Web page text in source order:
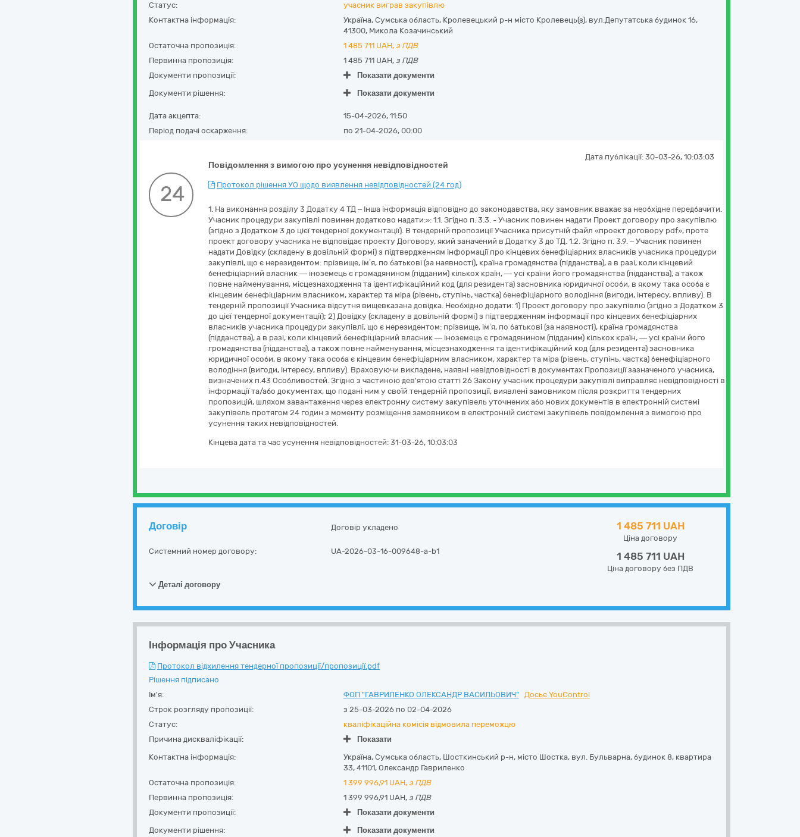
Статус:
учасник виграв закупівлю
Контактна інформація:
Україна, Сумська область, Кролевецький р-н місто Кролевець(з), вул.Депутатська будинок 16,
41300, Микола Козачинський
Остаточна пропозиція:
1 485 711 UAH, з ПДВ
Первинна пропозиція:
1 485 711 UAH, з ПДВ
Документи пропозиції:
Показати документи
Документи рішення:
Показати документи
Дата акцепта:
15-04-2026, 11:50
Період подачі оскарження:
по 21-04-2026, 00:00
Повідомлення з вимогою про усунення невідповідностей
Дата публікації: 30-03-26, 10:03:03
24 Протокол рішення УО щодо виявлення невідповідностей (24 год)
1. На виконання розділу 3 Додатку 4 ТД – Інша інформація відповідно до законодавства, яку замовник вважає за необхідне передбачити.
Учасник процедури закупівлі повинен додатково надати:»: 1.1. Згідно п. 3.3. - Учасник повинен надати Проект договору про закупівлю
(згідно з Додатком 3 до цієї тендерної документації). В тендерній пропозиції Учасника присутній файл «проект договору pdf», проте
проект договору учасника не відповідає проекту Договору, який заначений в Додатку 3 до ТД. 1.2. Згідно п. 3.9. – Учасник повинен
надати Довідку (складену в довільній формі) з підтвердженням інформації про кінцевих бенефіціарних власників учасника процедури
закупівлі, що є нерезидентом: прізвище, ім’я, по батькові (за наявності), країна громадянства (підданства), а в разі, коли кінцевий
бенефіціарний власник — іноземець є громадянином (підданим) кількох країн, — усі країни його громадянства (підданства), а також
повне найменування, місцезнаходження та ідентифікаційний код (для резидента) засновника юридичної особи, в якому така особа є
кінцевим бенефіціарним власником, характер та міра (рівень, ступінь, частка) бенефіціарного володіння (вигоди, інтересу, впливу). В
тендерній пропозиції Учасника відсутня вищевказана довідка. Необхідно додати: 1) Проект договору про закупівлю (згідно з Додатком 3
до цієї тендерної документації); 2) Довідку (складену в довільній формі) з підтвердженням інформації про кінцевих бенефіціарних
власників учасника процедури закупівлі, що є нерезидентом: прізвище, ім’я, по батькові (за наявності), країна громадянства
(підданства), а в разі, коли кінцевий бенефіціарний власник — іноземець є громадянином (підданим) кількох країн, — усі країни його
громадянства (підданства), а також повне найменування, місцезнаходження та ідентифікаційний код (для резидента) засновника
юридичної особи, в якому така особа є кінцевим бенефіціарним власником, характер та міра (рівень, ступінь, частка) бенефіціарного
володіння (вигоди, інтересу, впливу). Враховуючи викладене, наявні невідповідності в документах Пропозиції зазначеного учасника,
визначених п.43 Особливостей. Згідно з частиною дев'ятою статті 26 Закону учасник процедури закупівлі виправляє невідповідності в
інформації та/або документах, що подані ним у своїй тендерній пропозиції, виявлені замовником після розкриття тендерних
пропозицій, шляхом завантаження через електронну систему закупівель уточнених або нових документів в електронній системі
закупівель протягом 24 годин з моменту розміщення замовником в електронній системі закупівель повідомлення з вимогою про
усунення таких невідповідностей.
Кінцева дата та час усунення невідповідностей: 31-03-26, 10:03:03
Договір Договір укладено
Системний номер договору: UA-2026-03-16-009648-a-b1
1 485 711 UAH
Ціна договору
1 485 711 UAH
Ціна договору без ПДВ
Деталі договору
Інформація про Учасника
Протокол відхилення тендерної пропозиції/пропозиції.pdf
Рішення підписано
Ім'я:
ФОП "ГАВРИЛЕНКО ОЛЕКСАНДР ВАСИЛЬОВИЧ"
Досьє YouControl
Строк розгляду пропозиції:
з 25-03-2026 по 02-04-2026
Статус:
кваліфікаційна комісія відмовила переможцю
Причина дискваліфікації:
Показати
Контактна інформація:
Україна, Сумська область, Шосткинський р-н, місто Шостка, вул. Бульварна, будинок 8, квартира
33, 41101, Олександр Гавриленко
Остаточна пропозиція:
1 399 996,91 UAH, з ПДВ
Первинна пропозиція:
1 399 996,91 UAH, з ПДВ
Документи пропозиції:
Показати документи
Документи рішення:
Показати документи